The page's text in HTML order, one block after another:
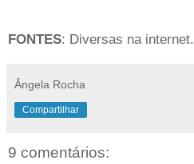
FONTES: Diversas na internet.
Ângela Rocha
Compartilhar
9 comentários: